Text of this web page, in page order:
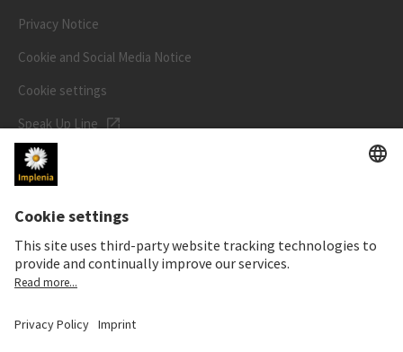
Privacy Notice
Cookie and Social Media Notice
Cookie settings
Speak Up Line
STOCK PRICE
ISIN: CH0023868554
62,30 CHF
-0,40 CHF (-0,64%)